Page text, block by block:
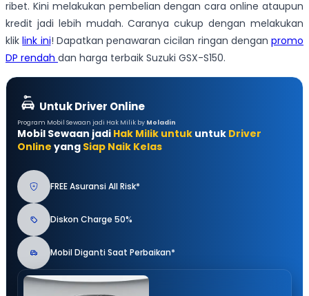
ribet. Kini melakukan pembelian dengan cara online ataupun
kredit jadi lebih mudah. Caranya cukup dengan melakukan
kliklink ini! Dapatkan penawaran cicilan ringan dengan promo
DP rendah dan harga terbaik Suzuki GSX-S150.
Untuk Driver Online
Program Mobil Sewaan jadi Hak Milik by Moladin
Mobil Sewaan jadi Hak Milik untuk untuk Driver
Online yang Siap Naik Kelas
FREE Asuransi All Risk*
Diskon Charge 50%
Mobil Diganti Saat Perbaikan*